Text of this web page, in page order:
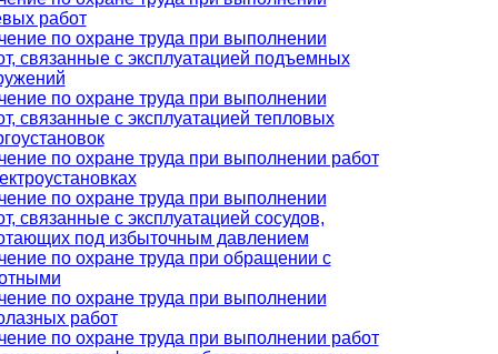
работ
по охране труда при выполнении
связанные с эксплуатацией подъемных
по охране труда при выполнении
связанные с эксплуатацией тепловых
по охране труда при выполнении работ
по охране труда при выполнении
связанные с эксплуатацией сосудов,
под избыточным давлением
по охране труда при обращении с
по охране труда при выполнении
работ
по охране труда при выполнении работ